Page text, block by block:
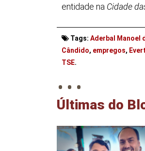
entidade na Cidade
Tags: Aderbal Manoel
Cândido, empregos,
TSE.
. . .
Últimas do